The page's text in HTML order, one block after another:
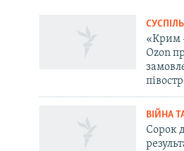
«Крим
Ozon
ВІЙНА
Сорок